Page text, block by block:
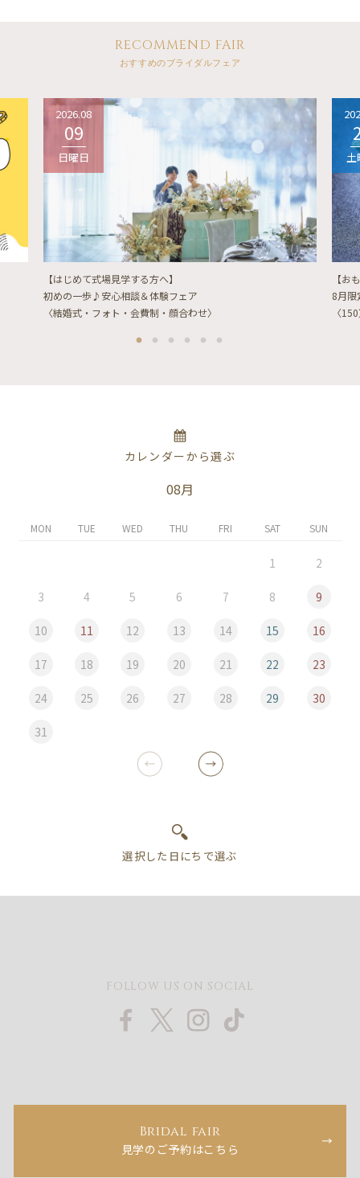
RECOMMEND FAIR
おすすめのブライダルフェア
2026.08
09
日曜日
【はじめて式場見学する方へ】
初めの一歩♪安心相談＆体験フェア
〈結婚式・フォト・会費制・顔合わせ〉
土
【お
8月限
〈
カレンダーから選ぶ
08月
MON TUE WED THU FRI SAT SUN
1 2
3 4 5 6 7 8 9
10 11 12 13 14 15 16
17 18 19 20 21 22 23
24 25 26 27 28 29 30
31
FOLLOW US ON SOCIAL
Bridal fair
見学のご予約はこちら